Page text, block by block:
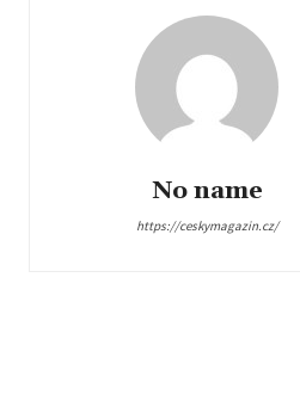
No name
https://ceskymagazin.cz/